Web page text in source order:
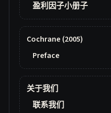
盈利因子小册子
Cochrane (2005)
Preface
关于我们
联系我们